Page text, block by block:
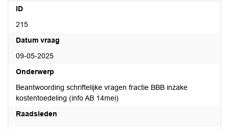
ID
215
Datum vraag
09-05-2025
Onderwerp
Beantwoording schriftelijke vragen fractie BBB inzake
kostentoedeling (info AB 14mei)
Raadsleden